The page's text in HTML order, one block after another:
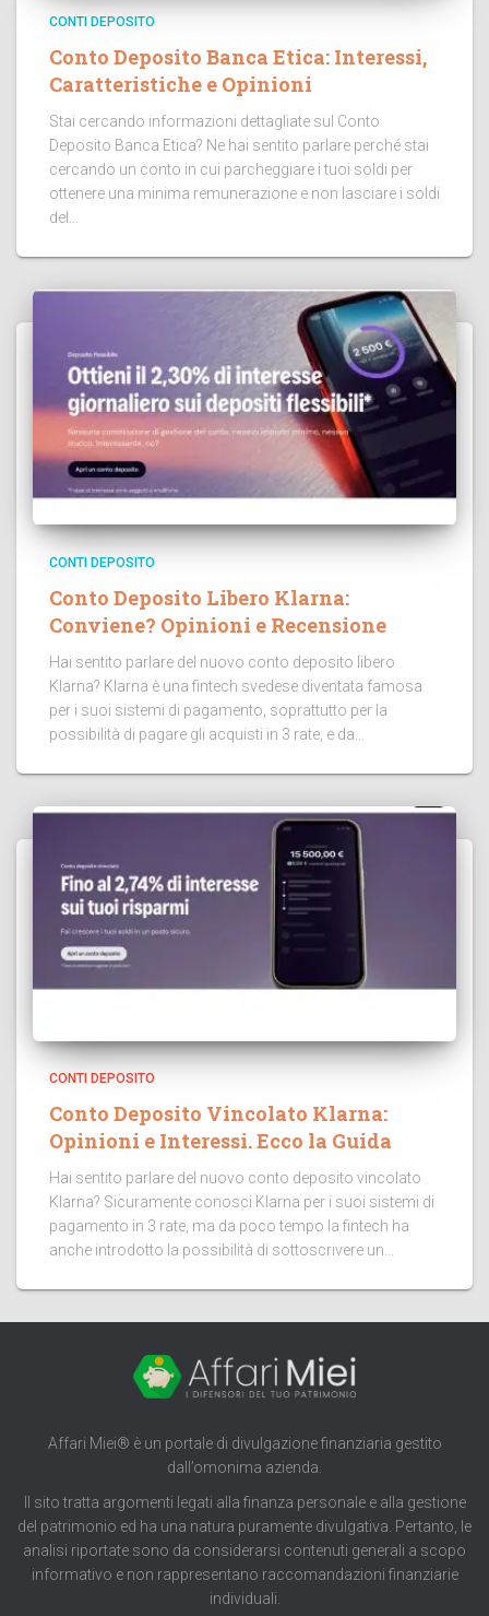
CONTI DEPOSITO
Conto Deposito Banca Etica: Interessi,
Caratteristiche e Opinioni
Stai cercando informazioni dettagliate sul Conto
Deposito Banca Etica? Ne hai sentito parlare perché stai
cercando un conto in cui parcheggiare i tuoi soldi per
ottenere una minima remunerazione e non lasciare i soldi
del...
CONTI DEPOSITO
Conto Deposito Libero Klarna:
Conviene? Opinioni e Recensione
Hai sentito parlare del nuovo conto deposito libero
Klarna? Klarna è una fintech svedese diventata famosa
per i suoi sistemi di pagamento, soprattutto per la
possibilità di pagare gli acquisti in 3 rate, e da...
CONTI DEPOSITO
Conto Deposito Vincolato Klarna:
Opinioni e Interessi. Ecco la Guida
Hai sentito parlare del nuovo conto deposito vincolato
Klarna? Sicuramente conosci Klarna per i suoi sistemi di
pagamento in 3 rate, ma da poco tempo la fintech ha
anche introdotto la possibilità di sottoscrivere un...
Affari Miei® è un portale di divulgazione finanziaria gestito
dall’omonima azienda.
Il sito tratta argomenti legati alla finanza personale e alla gestione
del patrimonio ed ha una natura puramente divulgativa. Pertanto, le
analisi riportate sono da considerarsi contenuti generali a scopo
informativo e non rappresentano raccomandazioni finanziarie
individuali.